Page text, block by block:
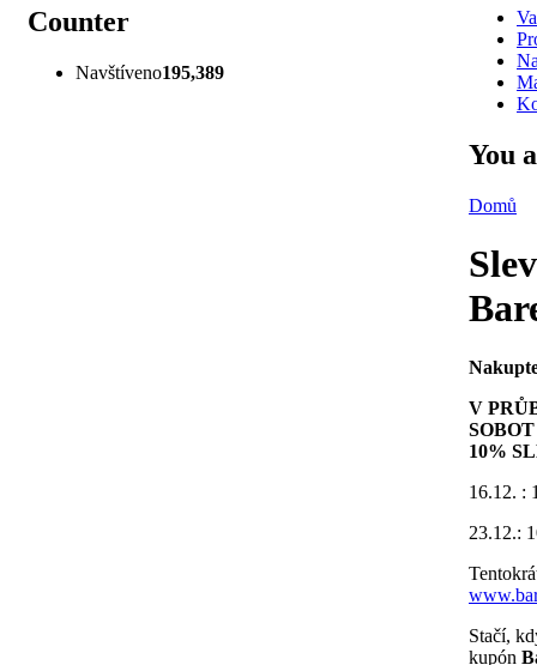
Counter
Navštíveno195,389
You
Domů
V
10%
16.12. :
23.12.:
Stačí,
kupón